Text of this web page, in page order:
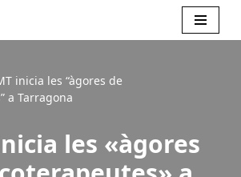
inicia les “àgores de
a Tarragona
inicia les «àgores